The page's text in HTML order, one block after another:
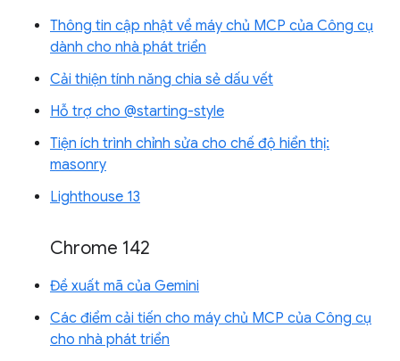
Thông tin cập nhật về máy chủ MCP của Công cụ
dành cho nhà phát triển
Cải thiện tính năng chia sẻ dấu vết
Hỗ trợ cho @starting-style
Tiện ích trình chỉnh sửa cho chế độ hiển thị:
masonry
Lighthouse 13
Chrome 142
Đề xuất mã của Gemini
Các điểm cải tiến cho máy chủ MCP của Công cụ
cho nhà phát triển